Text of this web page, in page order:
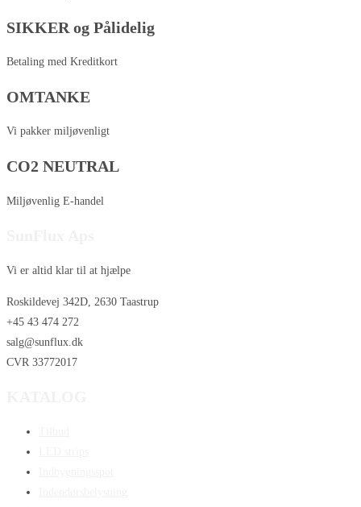
SIKKER og Pålidelig
Betaling med Kreditkort
OMTANKE
Vi pakker miljøvenligt
CO2 NEUTRAL
Miljøvenlig E-handel
Vi er altid klar til at hjælpe
Roskildevej 342D, 2630 Taastrup
+45 43 474 272
salg@sunflux.dk
CVR 33772017